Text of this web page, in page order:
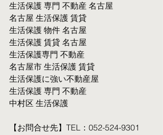
生活保護 専門 不動産 名古屋
名古屋 生活保護 賃貸
生活保護 物件 名古屋
生活保護 賃貸 名古屋
生活保護専門 不動産
名古屋市 生活保護 賃貸
生活保護に強い不動産屋
生活保護 専門 不動産
中村区 生活保護
【お問合せ先】TEL：052-524-9301